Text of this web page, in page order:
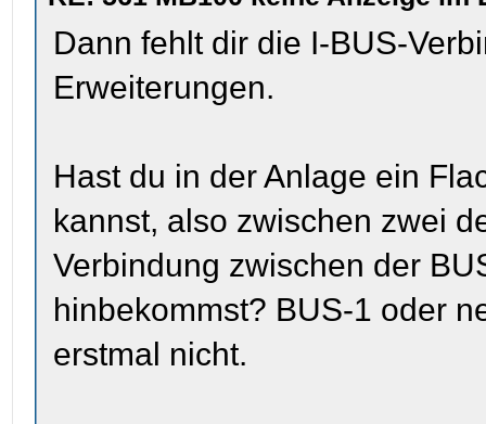
Dann fehlt dir die I-BUS-
Erweiterungen.
Hast du in der Anlage ein
kannst, also zwischen zwei
Verbindung zwischen der
hinbekommst? BUS-1 oder
erstmal nicht.